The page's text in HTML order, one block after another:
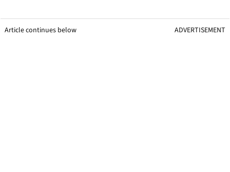
Article continues below ADVERTISEMENT